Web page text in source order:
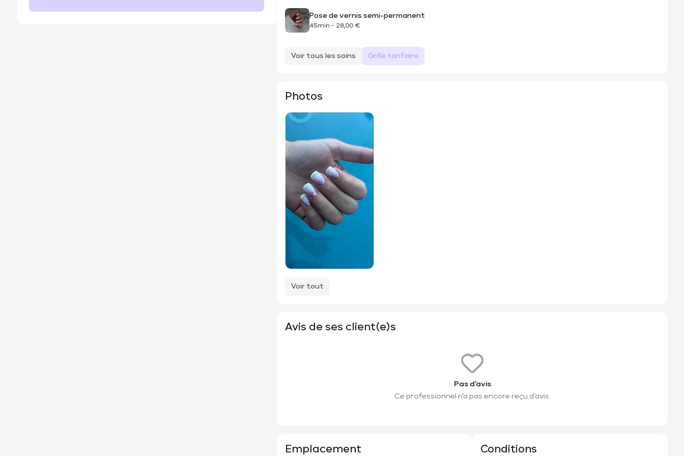
Pose de vernis semi-permanent
45min - 28,00 €
Voir tous les soins Grille tarifaire
Photos
Voir tout
Avis de ses client(e)s
Pas d'avis
Ce professionnel n'a pas encore reçu d'avis.
Emplacement Conditions